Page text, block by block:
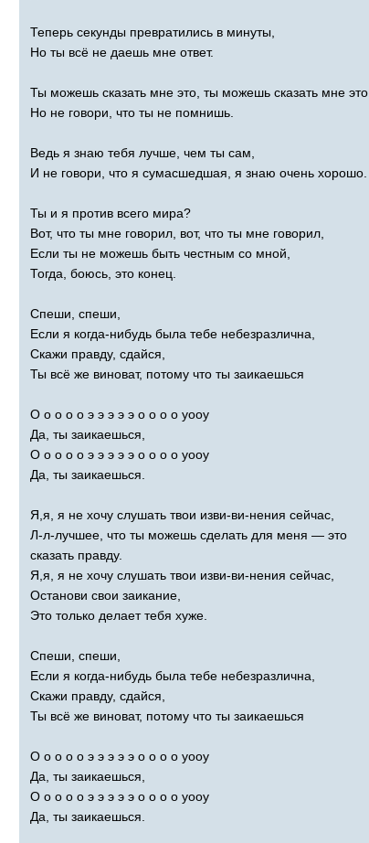
Теперь секунды превратились в минуты,
Но ты всё не даешь мне ответ.
Ты можешь сказать мне это, ты можешь сказать мне это,
Но не говори, что ты не помнишь.
Ведь я знаю тебя лучше, чем ты сам,
И не говори, что я сумасшедшая, я знаю очень хорошо.
Ты и я против всего мира?
Вот, что ты мне говорил, вот, что ты мне говорил,
Если ты не можешь быть честным со мной,
Тогда, боюсь, это конец.
Спеши, спеши,
Если я когда-нибудь была тебе небезразлична,
Скажи правду, сдайся,
Ты всё же виноват, потому что ты заикаешься
О о о о о э э э э э о о о о уооу
Да, ты заикаешься,
О о о о о э э э э э о о о о уооу
Да, ты заикаешься.
Я,я, я не хочу слушать твои изви-ви-нения сейчас,
Л-л-лучшее, что ты можешь сделать для меня — это
сказать правду.
Я,я, я не хочу слушать твои изви-ви-нения сейчас,
Останови свои заикание,
Это только делает тебя хуже.
Спеши, спеши,
Если я когда-нибудь была тебе небезразлична,
Скажи правду, сдайся,
Ты всё же виноват, потому что ты заикаешься
О о о о о э э э э э о о о о уооу
Да, ты заикаешься,
О о о о о э э э э э о о о о уооу
Да, ты заикаешься.